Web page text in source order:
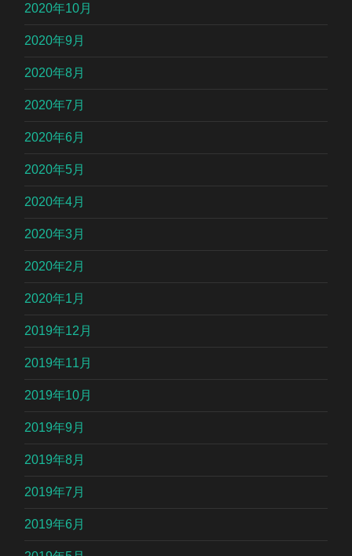
2020年10月
2020年9月
2020年8月
2020年7月
2020年6月
2020年5月
2020年4月
2020年3月
2020年2月
2020年1月
2019年12月
2019年11月
2019年10月
2019年9月
2019年8月
2019年7月
2019年6月